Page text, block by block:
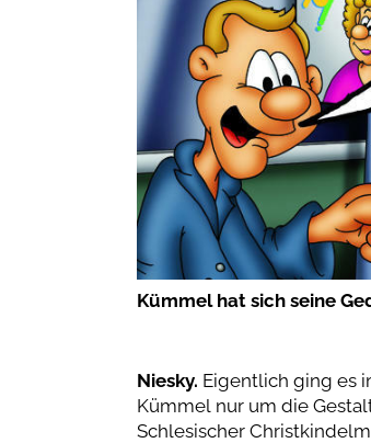
Kümmel hat sich seine
Niesky. Eigentlich ging es
Kümmel nur um die
Schlesischer